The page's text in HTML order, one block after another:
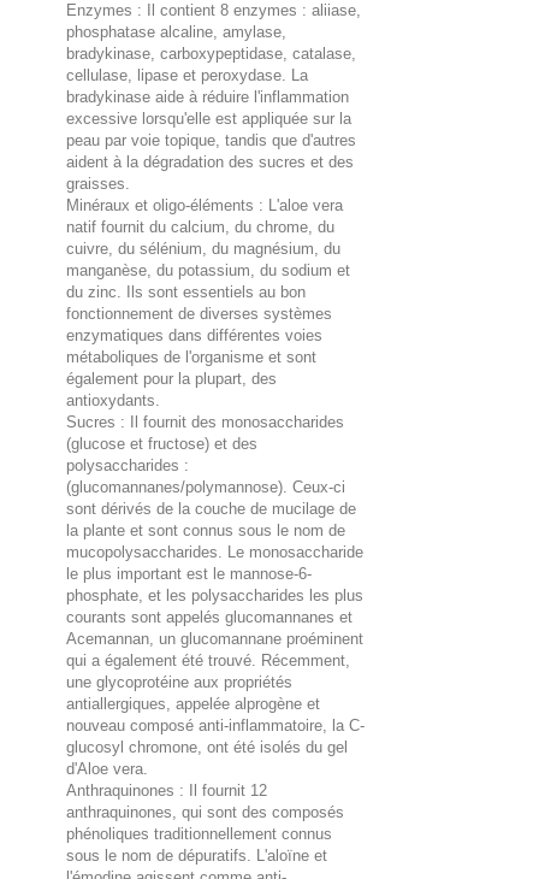
Enzymes : Il contient 8 enzymes : aliiase,
phosphatase alcaline, amylase,
bradykinase, carboxypeptidase, catalase,
cellulase, lipase et peroxydase. La
bradykinase aide à réduire l'inflammation
excessive lorsqu'elle est appliquée sur la
peau par voie topique, tandis que d'autres
aident à la dégradation des sucres et des
graisses.
Minéraux et oligo-éléments : L'aloe vera
natif fournit du calcium, du chrome, du
cuivre, du sélénium, du magnésium, du
manganèse, du potassium, du sodium et
du zinc. Ils sont essentiels au bon
fonctionnement de diverses systèmes
enzymatiques dans différentes voies
métaboliques de l'organisme et sont
également pour la plupart, des
antioxydants.
Sucres : Il fournit des monosaccharides
(glucose et fructose) et des
polysaccharides :
(glucomannanes/polymannose). Ceux-ci
sont dérivés de la couche de mucilage de
la plante et sont connus sous le nom de
mucopolysaccharides. Le monosaccharide
le plus important est le mannose-6-
phosphate, et les polysaccharides les plus
courants sont appelés glucomannanes et
Acemannan, un glucomannane proéminent
qui a également été trouvé. Récemment,
une glycoprotéine aux propriétés
antiallergiques, appelée alprogène et
nouveau composé anti-inflammatoire, la C-
glucosyl chromone, ont été isolés du gel
d'Aloe vera.
Anthraquinones : Il fournit 12
anthraquinones, qui sont des composés
phénoliques traditionnellement connus
sous le nom de dépuratifs. L'aloïne et